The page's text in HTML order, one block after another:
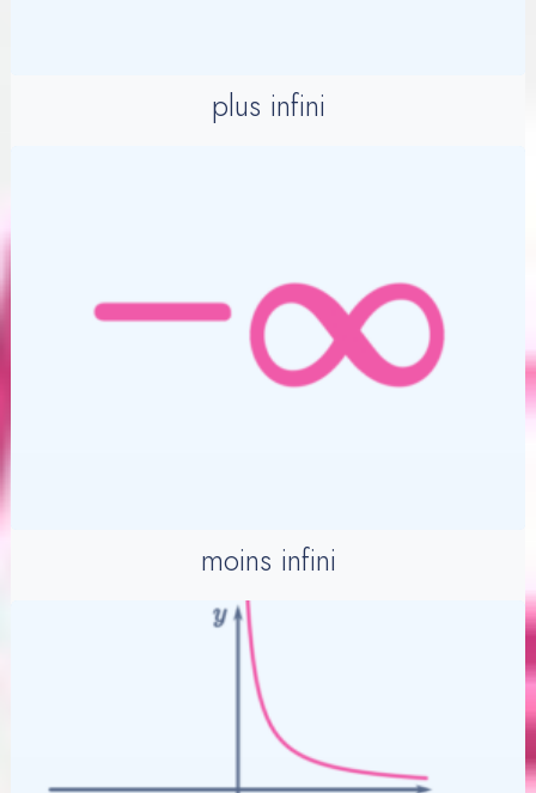
plus infini
moins infini